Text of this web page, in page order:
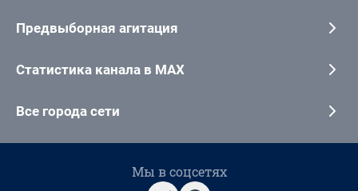
Предвыборная агитация
Статистика канала в MAX
Все города сети
Мы в соцсетях